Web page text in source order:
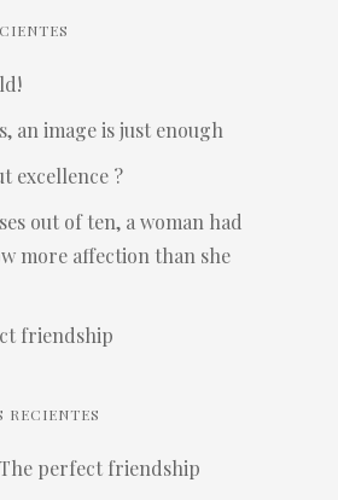
an image is just enough
excellence ?
out of ten, a woman had
more affection than she
friendship
RECIENTES
The perfect friendship